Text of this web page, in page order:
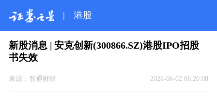
| 港股
新股消息 | 安克创新(300866.SZ)港股IPO招股
书失效
来源： 智通财经 2026-06-02 06:20:08